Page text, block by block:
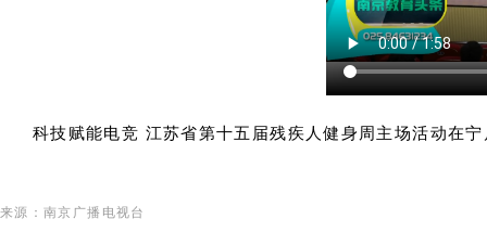
科技赋能电竞 江苏省第十五届残疾人健身周主场活动在宁
来源：南京广播电视台